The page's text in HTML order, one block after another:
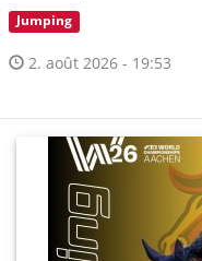
Jumping
2. août 2026 - 19:53